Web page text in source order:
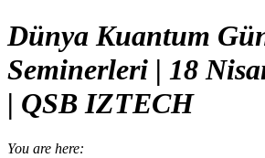
Dünya Kuantum
Seminerleri | 18
| QSB IZTECH
You are here: